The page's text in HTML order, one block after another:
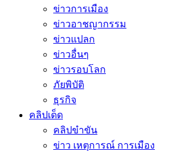
ข่าวการเมือง
ข่าวอาชญากรรม
ข่าวแปลก
ข่าวอื่นๆ
ข่าวรอบโลก
ภัยพิบัติ
ธุรกิจ
คลิปเด็ด
คลิปขำขัน
ข่าว เหตุการณ์ การเมือง